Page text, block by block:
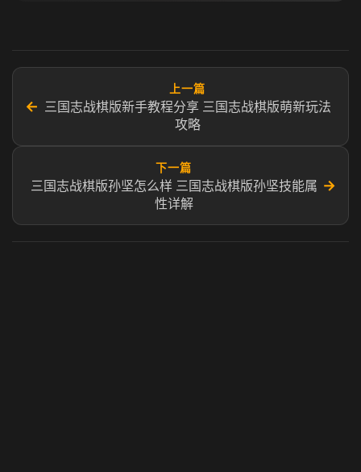
←
上一篇
三国志战棋版新手教程分享 三国志战棋版萌新玩法
攻略
下一篇
三国志战棋版孙坚怎么样 三国志战棋版孙坚技能属
性详解
→